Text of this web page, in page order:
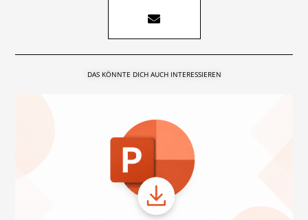
DAS KÖNNTE DICH AUCH INTERESSIEREN